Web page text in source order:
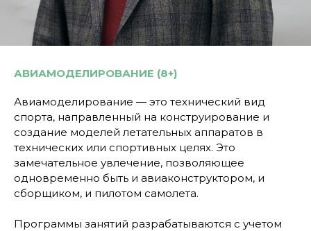
АВИАМОДЕЛИРОВАНИЕ (8+)
Авиамоделирование — это технический вид
спорта, направленный на конструирование и
создание моделей летательных аппаратов в
технических или спортивных целях. Это
замечательное увлечение, позволяющее
одновременно быть и авиаконструктором, и
сборщиком, и пилотом самолета.
Программы занятий разрабатываются с учетом